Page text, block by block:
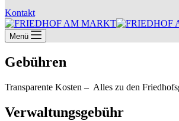
Kontakt
Menü
Gebühren
Transparente Kosten – Alles zu den
Verwaltungsgebühr